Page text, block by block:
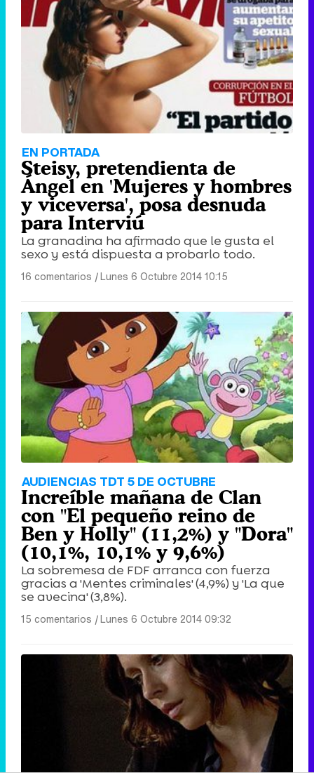
EN PORTADA
Steisy, pretendienta de
Ángel en 'Mujeres y hombres
y viceversa', posa desnuda
para Interviú
La granadina ha afirmado que le gusta el
sexo y está dispuesta a probarlo todo.
16 comentarios |Lunes 6 Octubre 2014 10:15
AUDIENCIAS TDT 5 DE OCTUBRE
Increíble mañana de Clan
con "El pequeño reino de
Ben y Holly" (11,2%) y "Dora"
(10,1%, 10,1% y 9,6%)
La sobremesa de FDF arranca con fuerza
gracias a 'Mentes criminales' (4,9%) y 'La que
se avecina' (3,8%).
15 comentarios |Lunes 6 Octubre 2014 09:32